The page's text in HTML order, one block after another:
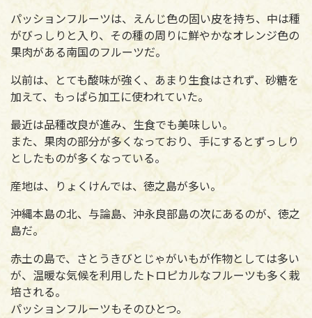
パッションフルーツは、えんじ色の固い皮を持ち、中は種
がびっしりと入り、その種の周りに鮮やかなオレンジ色の
果肉がある南国のフルーツだ。
以前は、とても酸味が強く、あまり生食はされず、砂糖を
加えて、もっぱら加工に使われていた。
最近は品種改良が進み、生食でも美味しい。
また、果肉の部分が多くなっており、手にするとずっしり
としたものが多くなっている。
産地は、りょくけんでは、徳之島が多い。
沖縄本島の北、与論島、沖永良部島の次にあるのが、徳之
島だ。
赤土の島で、さとうきびとじゃがいもが作物としては多い
が、温暖な気候を利用したトロピカルなフルーツも多く栽
培される。
パッションフルーツもそのひとつ。